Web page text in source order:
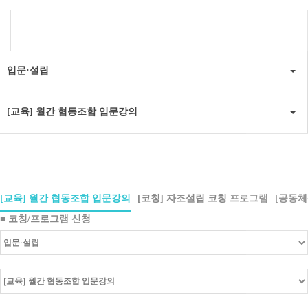
입문·설립
[교육] 월간 협동조합 입문강의
[교육] 월간 협동조합 입문강의 [코칭] 자조설립 코칭 프로그램
[공동
■ 코칭/프로그램 신청